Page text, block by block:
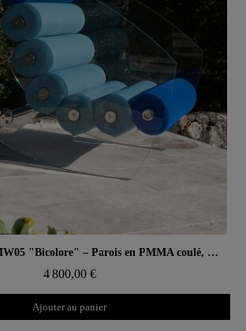
Aperçu rapide Fauteuil design MW05 "Bicolore" – Parois en PMMA coulé, assise en mousse alvéolaire
4 800,00 €
Ajouter au panier